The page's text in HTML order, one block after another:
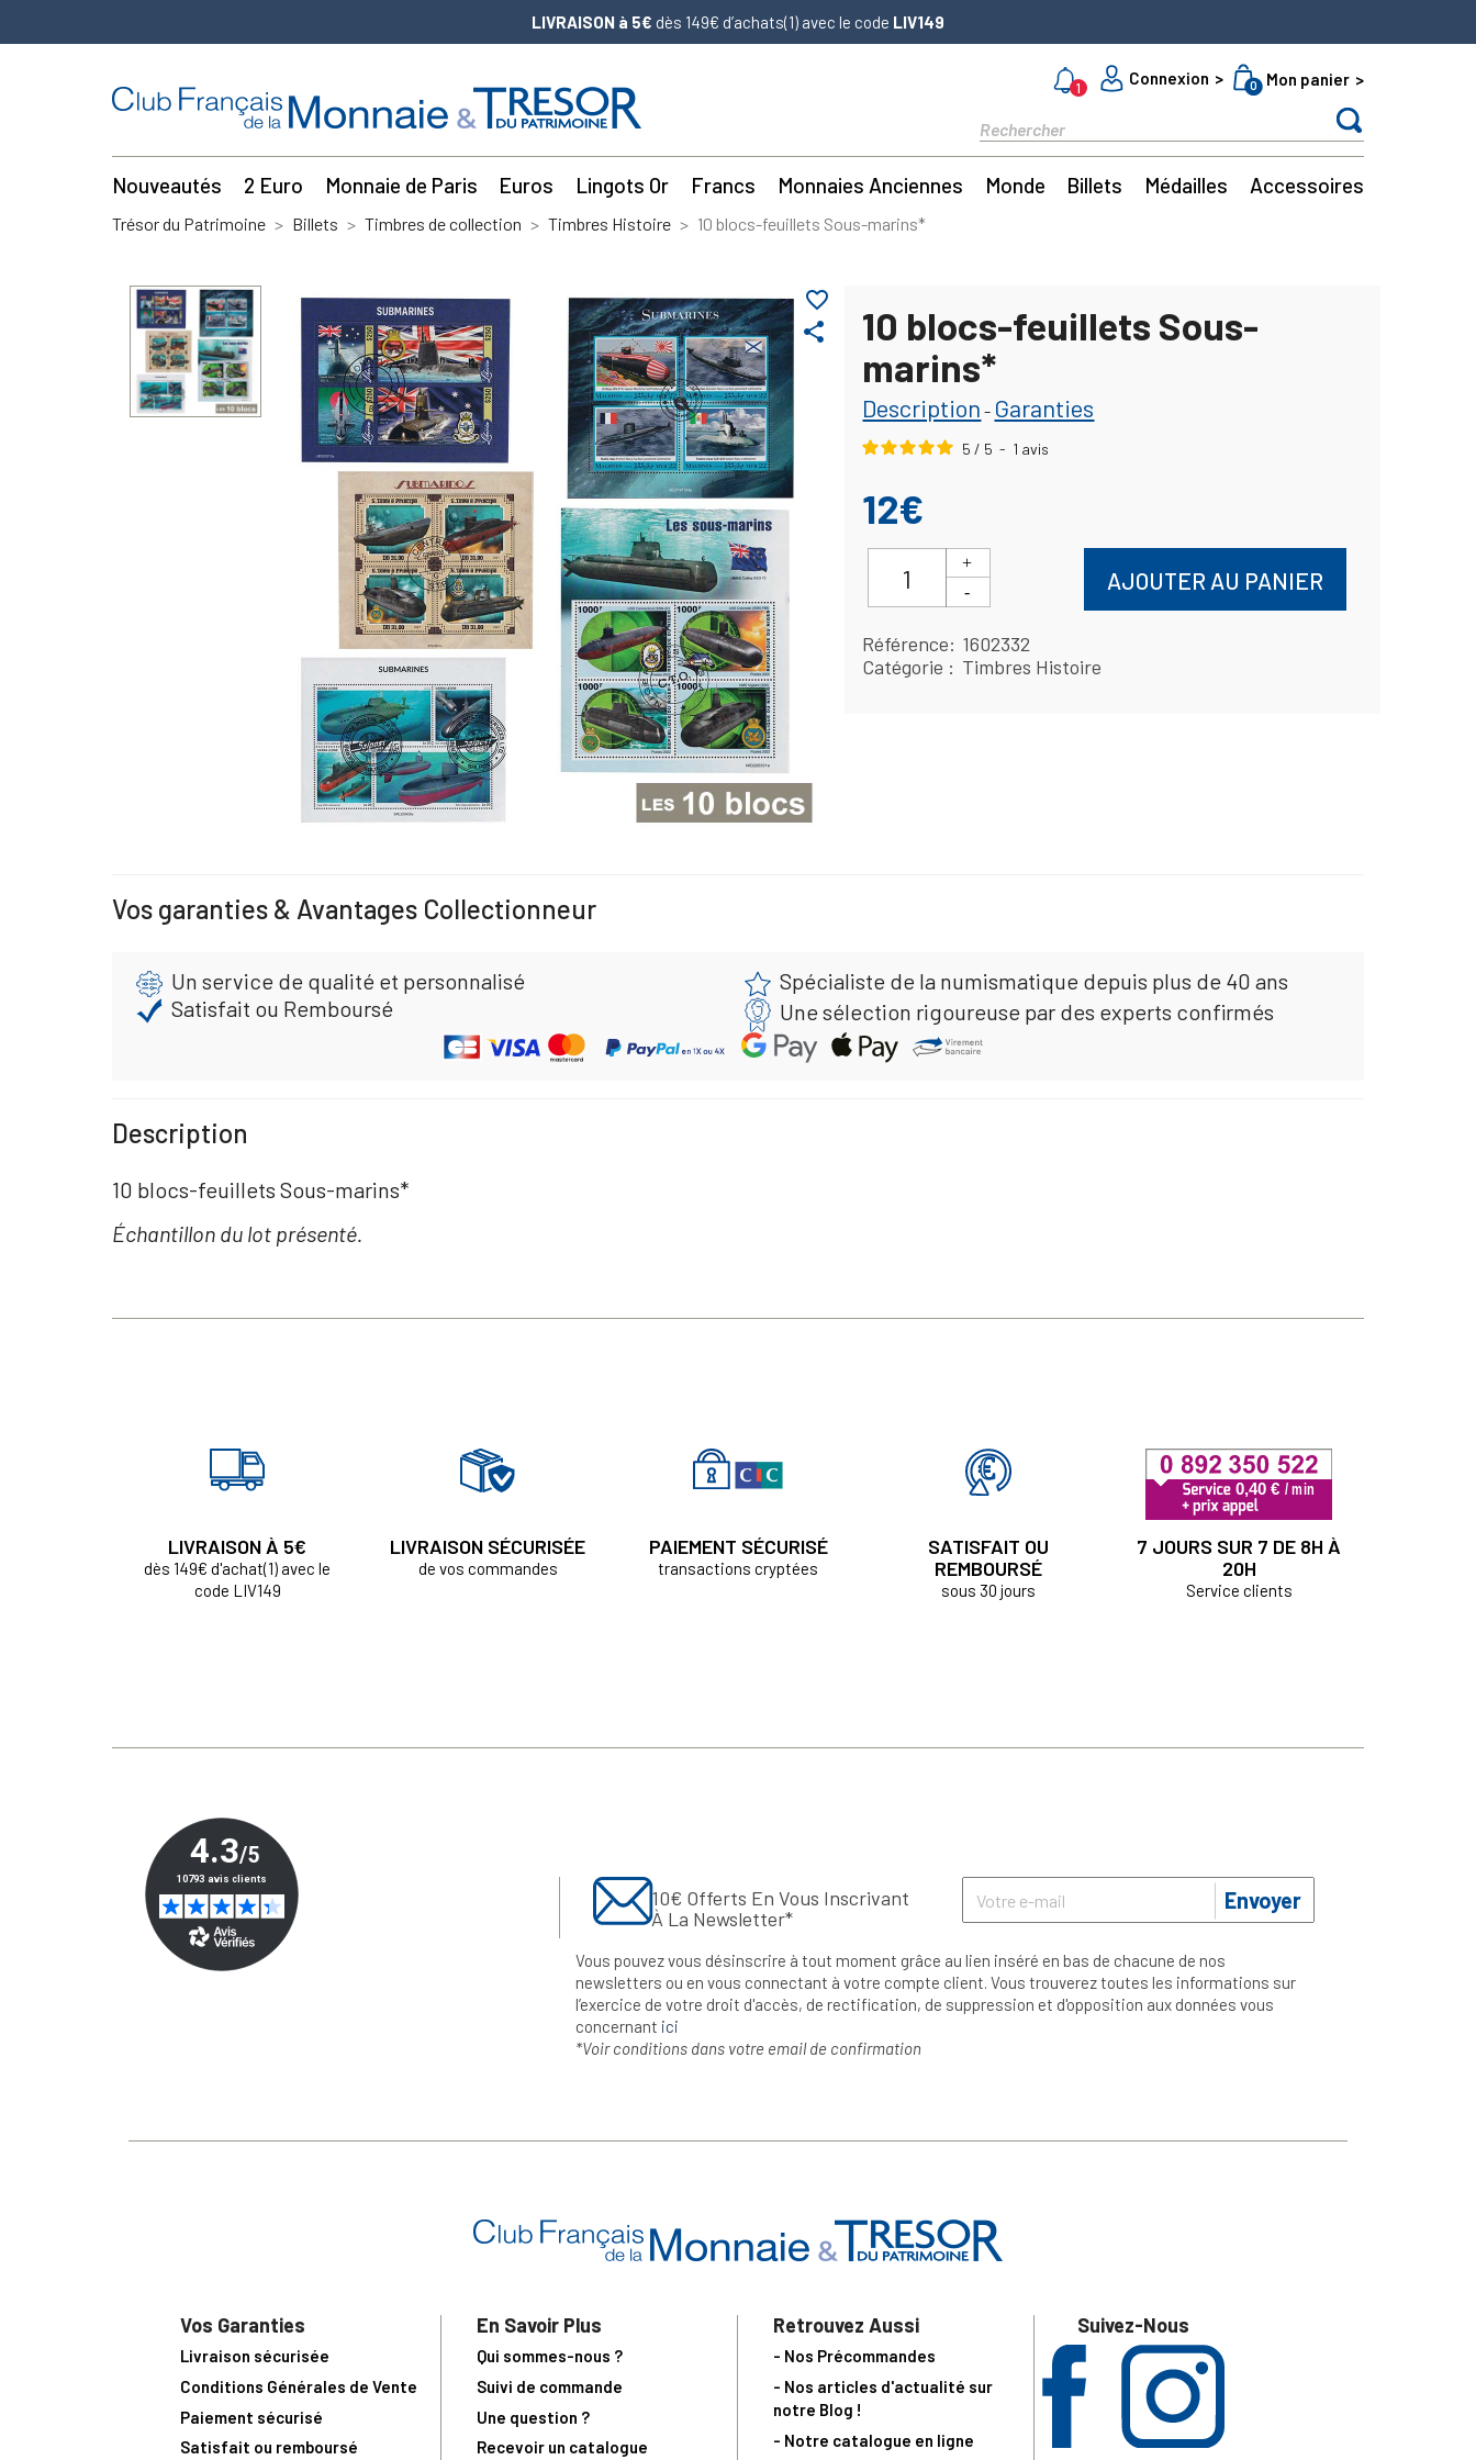
LIVRAISON à 5€ dès 149€ d’achats(1) avec le code LIV149
1
Connexion 0 Mon panier
Nouveautés 2 Euro Monnaie de Paris Euros Lingots Or Francs Monnaies Anciennes Monde Billets Médailles Accessoires
Trésor du Patrimoine Billets Timbres de collection Timbres Histoire 10 blocs-feuillets Sous-marins*
share
favorite_border
10 blocs-feuillets Sous-
marins*
Description - Garanties
5 / 5 - 1 avis
12€
AJOUTER AU PANIER
Référence
1602332
Catégorie
Timbres Histoire
Vos garanties & Avantages Collectionneur
Un service de qualité et personnalisé
Spécialiste de la numismatique depuis plus de 40 ans
Satisfait ou Remboursé
Une sélection rigoureuse par des experts confirmés
Description
10 blocs-feuillets Sous-marins*
Échantillon du lot présenté.
LIVRAISON À 5€
dès 149€ d'achat(1) avec le
code LIV149
LIVRAISON SÉCURISÉE
de vos commandes
PAIEMENT SÉCURISÉ
transactions cryptées
SATISFAIT OU
REMBOURSÉ
sous 30 jours
7 JOURS SUR 7 DE 8H À
20H
Service clients
10€ Offerts En Vous Inscrivant
À La Newsletter*
Envoyer
Vous pouvez vous désinscrire à tout moment grâce au lien inséré en bas de chacune de nos
newsletters ou en vous connectant à votre compte client. Vous trouverez toutes les informations sur
l’exercice de votre droit d'accès, de rectification, de suppression et d'opposition aux données vous
concernant ici
*Voir conditions dans votre email de confirmation
Vos Garanties
Livraison sécurisée
Conditions Générales de Vente
Paiement sécurisé
Satisfait ou remboursé
En Savoir Plus
Qui sommes-nous ?
Suivi de commande
Une question ?
Recevoir un catalogue
Retrouvez Aussi
- Nos Précommandes
- Nos articles d'actualité sur
notre Blog !
- Notre catalogue en ligne
Suivez-Nous